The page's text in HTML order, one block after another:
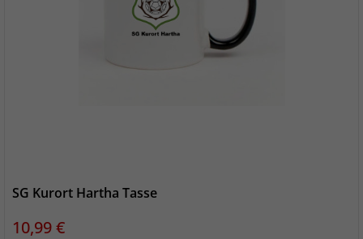
SG Kurort Hartha Tasse
Preis
10,99 €